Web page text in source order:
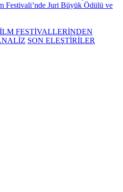
Festivali’nde Juri Büyük Ödülü ve
FESTİVALLERİNDEN
SON ELEŞTİRİLER